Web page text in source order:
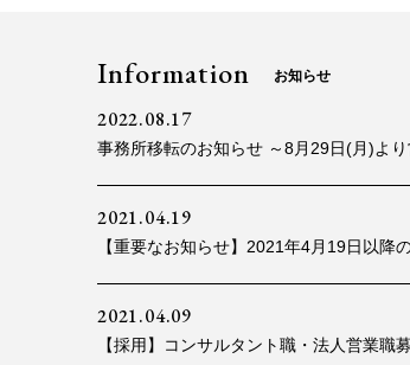
Information お知らせ
2022.08.17
事務所移転のお知らせ ～8月29日(月)より
2021.04.19
【重要なお知らせ】2021年4月19日以降
2021.04.09
【採用】コンサルタント職・法人営業職